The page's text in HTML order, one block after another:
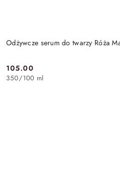
Odżywcze serum do twarzy Róża
Cena:
105.00
350/100 ml